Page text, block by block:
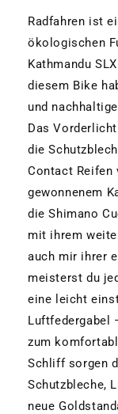
Radfahren ist
ökologischen
Kathmandu
diesem Bike
und
Das
die
Contact Reifen
gewonnenem
die Shimano
mit ihrem
auch mir ihrer
meisterst du
eine leicht
Luftfedergabel
zum
Schliff sorgen
Schutzbleche,
neue